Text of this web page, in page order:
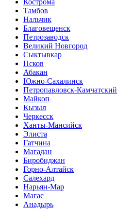
Кострома
Тамбов
Нальчик
Благовещенск
Петрозаводск
Великий Новгород
Сыктывкар
Псков
Абакан
Южно-Сахалинск
Петропавловск-Камчатский
Майкоп
Кызыл
Черкесск
Ханты-Мансийск
Элиста
Гатчина
Магадан
Биробиджан
Горно-Алтайск
Салехард
Нарьян-Мар
Магас
Анадырь